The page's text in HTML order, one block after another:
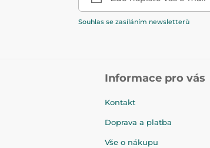
Souhlas se zasíláním newsletterů
Informace pro vás
Kontakt
Doprava a platba
Vše o nákupu